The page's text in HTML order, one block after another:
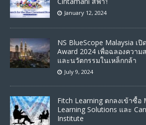
January 12, 2024
NS BlueScope Malaysia เ
Award 2024 เพื่อฉลองควา
และนวัตกรรมในเหล็กกล้า
July 9, 2024
Fitch Learning ตกลงเข้าซื้อ
Learning Solutions และ
Institute